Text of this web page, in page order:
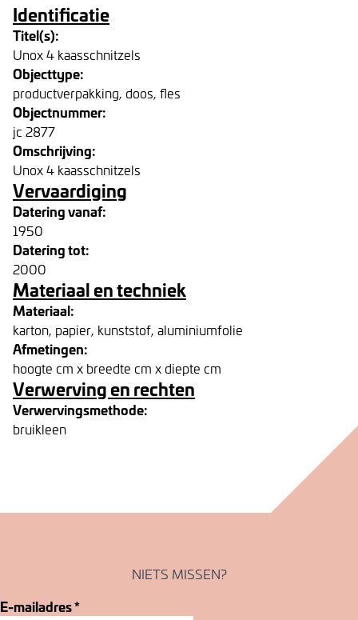
Identificatie
Titel(s):
Unox 4 kaasschnitzels
Objecttype:
productverpakking, doos, fles
Objectnummer:
jc 2877
Omschrijving:
Unox 4 kaasschnitzels
Vervaardiging
Datering vanaf:
1950
Datering tot:
2000
Materiaal en techniek
Materiaal:
karton, papier, kunststof, aluminiumfolie
Afmetingen:
hoogte cm x breedte cm x diepte cm
Verwerving en rechten
Verwervingsmethode:
bruikleen
NIETS MISSEN?
E-mailadres*